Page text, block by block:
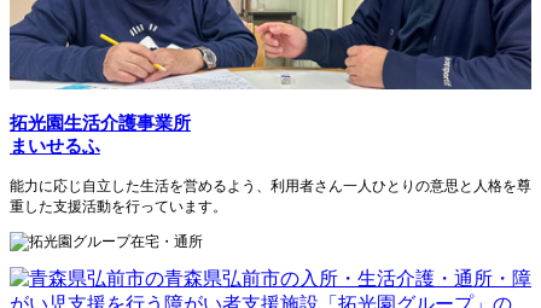
拓光園生活介護事業所
まいせるふ
能力に応じ自立した生活を営めるよう、利用者さん一人ひとりの意思と人格を尊
重した支援活動を行っています。